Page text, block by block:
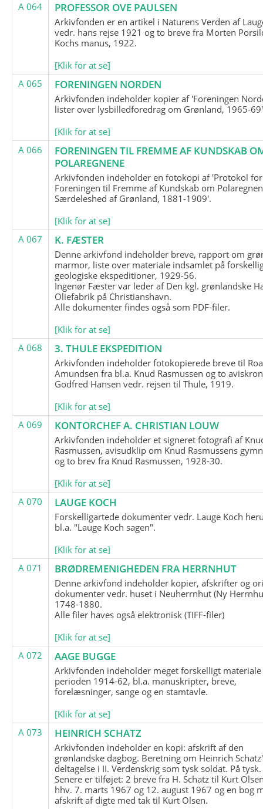
A 064 PROFESSOR OVE PAULSEN
Arkivfonden er en artikel i Naturens Verden af
vedr. hans rejse 1921 og to breve fra Morten
Kochs manus, 1922.
[Klik for at se]
A 065
FORENINGEN NORDEN
Arkivfonden indeholder kopier af 'Foreningen
lister over lysbilledforedrag om Grønland, 1965-
[Klik for at se]
A 066
FORENINGEN TIL FREMME AF KUNDSKAB
POLAREGNENE
Arkivfonden indeholder en fotokopi af 'Protokol for
Foreningen til Fremme af Kundskab om
Særdeleshed af Grønland, 1881-1909'.
[Klik for at se]
A 067
K. FÆSTER
Denne arkivfond indeholder breve, rapport om
marmor, liste over materiale indsamlet på
geologiske ekspeditioner, 1929-56.
Ingenør Fæster var leder af Den kgl. grønlandske
Oliefabrik på Christianshavn.
Alle dokumenter findes også som PDF-filer.
[Klik for at se]
A 068
3. THULE EKSPEDITION
Arkivfonden indeholder fotokopierede breve til
Amundsen fra bl.a. Knud Rasmussen og to
Godfred Hansen vedr. rejsen til Thule, 1919.
[Klik for at se]
A 069
KONTORCHEF A. CHRISTIAN LOUW
Arkivfonden indeholder et signeret fotografi af
Rasmussen, avisudklip om Knud Rasmussens
og to brev fra Knud Rasmussen, 1928-30.
[Klik for at se]
A 070
LAUGE KOCH
Forskelligartede dokumenter vedr. Lauge Koch
bl.a. "Lauge Koch sagen".
[Klik for at se]
A 071
BRØDREMENIGHEDEN FRA HERRNHUT
Denne arkivfond indeholder kopier, afskrifter og
dokumenter vedr. huset i Neuherrnhut (Ny
1748-1880.
Alle filer haves også elektronisk (TIFF-filer)
[Klik for at se]
A 072
AAGE BUGGE
Arkivfonden indeholder meget forskelligt
perioden 1914-62, bl.a. manuskripter, breve,
forelæsninger, sange og en stamtavle.
[Klik for at se]
A 073
HEINRICH SCHATZ
Arkivfonden indeholder en kopi: afskrift af den
grønlandske dagbog. Beretning om Heinrich Schatz'
deltagelse i II. Verdenskrig som tysk soldat. På tysk.
Senere er tilføjet: 2 breve fra H. Schatz til Kurt
hhv. 7. marts 1967 og 12. august 1967 og en bog
afskrift af digte med tak til Kurt Olsen.